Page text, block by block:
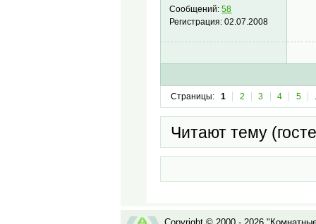
Сообщений:58
Регистрация:02.07.2008
Страницы: 1 2 3 4 5
Читают тему